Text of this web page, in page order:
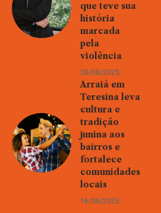
que teve sua
história
marcada
pela
violência
28/08/2025
Arraiá em
Teresina leva
cultura e
tradição
junina aos
bairros e
fortalece
comunidades
locais
16/06/2025